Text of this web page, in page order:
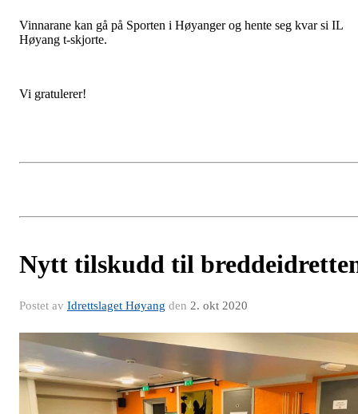
Vinnarane kan gå på Sporten i Høyanger og hente seg kvar si IL
Høyang t-skjorte.
Vi gratulerer!
Nytt tilskudd til
Postet av Idrettslaget Høyang den 2. okt 2020